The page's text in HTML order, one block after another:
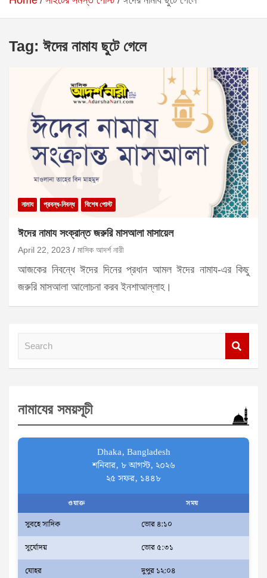
Tag: ঈদের নামায ছুটে গেলে
নামায প্রবন্ধ-নিবন্ধ বিশেষ পোস্ট
ঈদের নামায সংক্রান্ত জরুরি মাসআলা মাসায়েল
April 22, 2023 মাসিক আদর্শ নারী
আজকের নিবন্ধে ঈদের দিনের প্রধান আমল ঈদের নামায-এর কিছু
জরুরি মাসআলা আলোচনা করব ইনশাআল্লাহ।
c
h
নামাযের সময়সূচী
Dhaka, Bangladesh
শনিবার, ৮ আগস্ট, ২০২৬
২৫ সফর, ১৪৪৮
ওয়াক্ত সময়
সুবহে সাদিক
ভোর ৪:১০
সূর্যোদয়
ভোর ৫:৩১
যোহর
দুপুর ১২:০৪